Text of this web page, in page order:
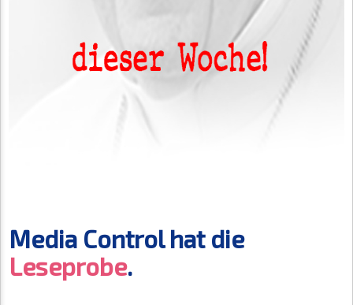
Media Control hat die
Leseprobe.